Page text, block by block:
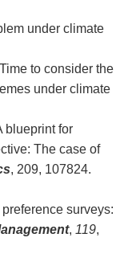
under climate
to consider the
under climate
blueprint for
The case of
, 209, 107824.
surveys:
, 119,